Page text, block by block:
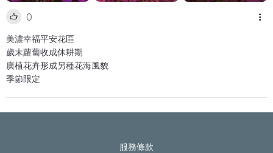
0
美濃幸福平安花區
歲末蘿蔔收成休耕期
廣植花卉形成另種花海風貌
季節限定
服務條款